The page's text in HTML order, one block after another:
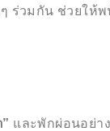
ร่วมกัน ช่วยให้
และพักผ่อนอย่า